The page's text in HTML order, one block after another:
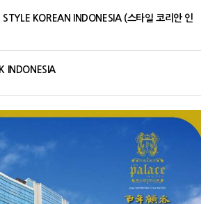
STYLE KOREAN INDONESIA (스타일 코리안 인
INDONESIA